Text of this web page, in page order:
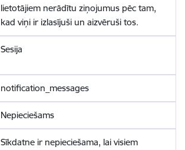
lietotājiem nerādītu ziņojumus pēc tam,
kad viņi ir izlasījuši un aizvēruši tos.
Sesija
notification_messages
Nepieciešams
Sīkdatne ir nepieciešama, lai visiem